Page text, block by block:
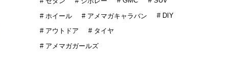
# ホイール # アメマガキャラバン # DIY
# アウトドア
# タイヤ
# アメマガガールズ